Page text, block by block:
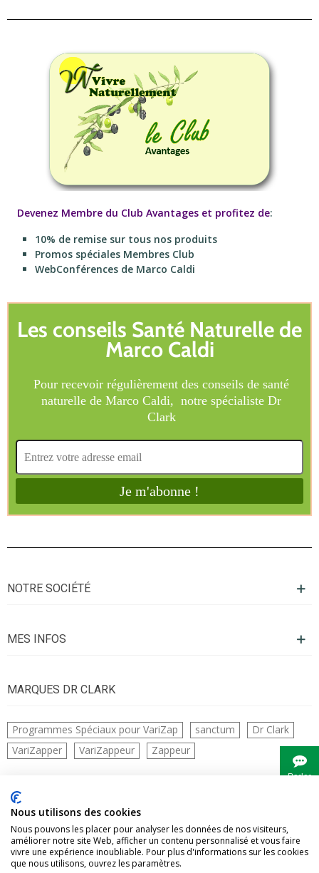
Devenez Membre du Club Avantages et profitez de:
10% de remise sur tous nos produits
Promos spéciales Membres Club
WebConférences de Marco Caldi
NOTRE SOCIÉTÉ
MES INFOS
MARQUES DR CLARK
Programmes Spéciaux pour VariZap sanctum
Dr Clark
VariZapper
VariZappeur Zappeur
CONTACTS
Parler
Nous utilisons des cookies
Nous pouvons les placer pour analyser les données de nos visiteurs,
améliorer notre site Web, afficher un contenu personnalisé et vous faire
vivre une expérience inoubliable. Pour plus d'informations sur les cookies
que nous utilisons, ouvrez les paramètres.